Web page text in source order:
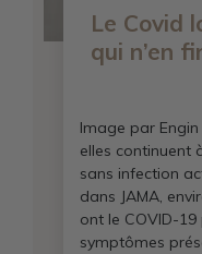
Le Covid
qui n’en
Image par
elles continuent
sans infection
dans JAMA,
ont le COVID-
symptômes